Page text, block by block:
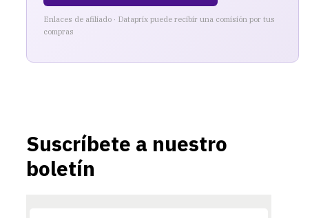
Enlaces de afiliado · Dataprix puede recibir una comisión por tus
compras
Suscríbete a nuestro
boletín